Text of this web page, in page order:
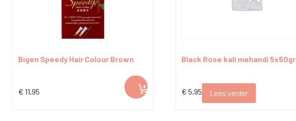
Bigen Speedy Hair Colour Brown
€ 11,95
Black Rose kali mehandi 5x50gr
€ 5,95 Lees verder